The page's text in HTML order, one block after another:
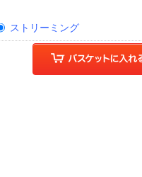
ストリーミング